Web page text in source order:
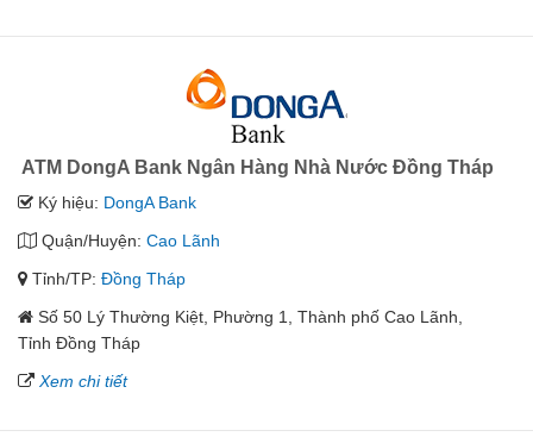
ATM DongA Bank Ngân Hàng Nhà Nước Đồng Tháp
Ký hiệu: DongA Bank
Quận/Huyện: Cao Lãnh
Tỉnh/TP: Đồng Tháp
Số 50 Lý Thường Kiệt, Phường 1, Thành phố Cao Lãnh,
Tỉnh Đồng Tháp
Xem chi tiết